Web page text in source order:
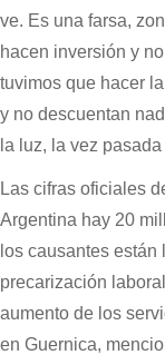
ve. Es una farsa,
hacen inversión y
tuvimos que hacer
y no descuentan
la luz, la vez
Las cifras oficiales
Argentina hay 20
los causantes
precarización
aumento de los
en Guernica,